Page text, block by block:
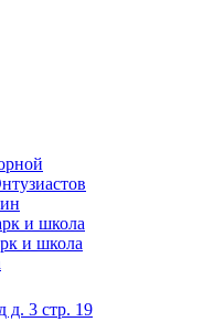
и школа
и школа
д. 3 стр. 19